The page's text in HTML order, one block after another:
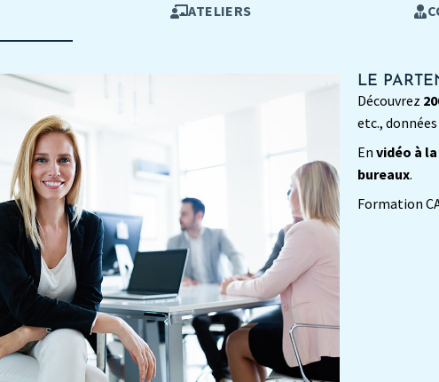
ATELIERS
LE
Découvrez
etc.,
En vidéo à
bureaux.
Formation